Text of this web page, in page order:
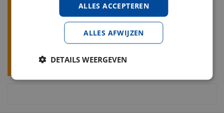
ALLES ACCEPTEREN
ALLES AFWIJZEN
DETAILS WEERGEVEN